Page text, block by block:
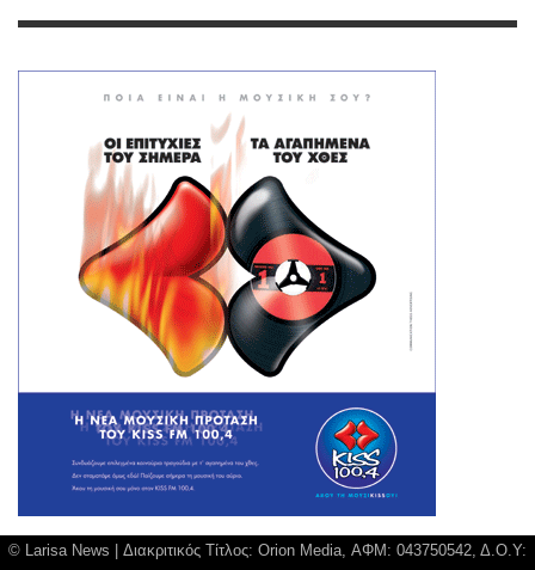
© Larisa News | Διακριτικός Τίτλος: Orion Media, ΑΦΜ: 043750542, Δ.Ο.Υ: